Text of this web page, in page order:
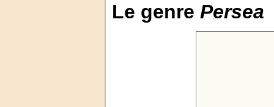
Le genre Persea